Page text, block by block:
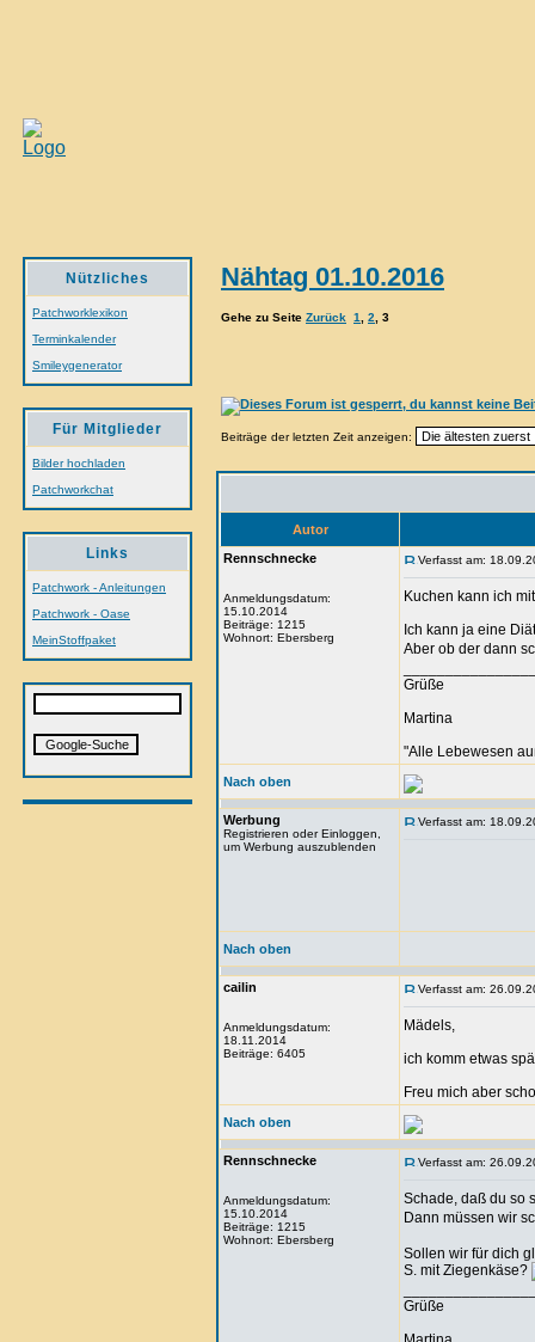
Nützliches
Patchworklexikon
Terminkalender
Smileygenerator
Für Mitglieder
Bilder hochladen
Patchworkchat
Links
Patchwork - Anleitungen
Patchwork - Oase
MeinStoffpaket
Nähtag 01.10.2016
Gehe zu Seite Zurück 1 2 3
Beiträge der letzten Zeit anzeigen:
Autor
Rennschnecke
Anmeldungsdatum:
15.10.2014
Beiträge: 1215
Wohnort: Ebersberg
Verfasst am:
Kuchen kann ich
Ich kann ja eine
Aber ob der dann
Grüße
Martina
"Alle Lebewesen
Nach oben
Werbung
Registrieren oder Einloggen,
um Werbung auszublenden
Verfasst am:
Nach oben
cailin
Anmeldungsdatum:
18.11.2014
Beiträge: 6405
Verfasst am:
Mädels,
ich komm etwas
Freu mich aber
Nach oben
Rennschnecke
Anmeldungsdatum:
15.10.2014
Beiträge: 1215
Wohnort: Ebersberg
Verfasst am:
Schade, daß du so
Dann müssen wir
Sollen wir für dich
S. mit Ziegenkäse?
Grüße